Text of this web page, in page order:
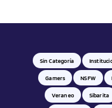
Sin Categoría
Gamers NSFW
Veraneo Sibarita